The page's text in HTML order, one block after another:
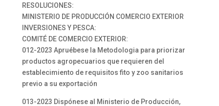
RESOLUCIONES:
MINISTERIO DE PRODUCCIÓN COMERCIO EXTERIOR
INVERSIONES Y PESCA:
COMITÉ DE COMERCIO EXTERIOR:
012-2023 Apruébese la Metodologia para priorizar
productos agropecuarios que requieren del
establecimiento de requisitos fito y zoo sanitarios
previo a su exportación
013-2023 Dispónese al Ministerio de Producción,